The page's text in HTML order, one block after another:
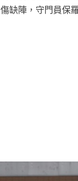
缺陣，守門員保